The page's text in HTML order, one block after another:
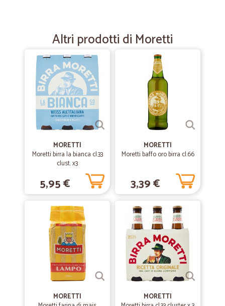
io mi trovo molto bene,roba buona , prezzi onesti, consegna veloce e
lamerce è sempre ben confezionata ,io lo consiglio.
—Trustpilot
Prima esperienza con Cicalia
Prima esperienza con Cicalia: ottima! Spedizione a Venezia, centro
storico, in un giorno. Anche la mia problematica, di due vasetti arrivati
non sottovuoto, è stata, prontamente, risolta. Consiglio vivamente!
—Fabrizio V.
Giudizio molto buono
Giudizio molto buono. Varietà di prodotti, anche "freddi"(furgone
ordine e consegna veloce. Costi un po' più alti, ma giustificati.
—Silvia F.
ottimo servizio
ottimo servizio, ordini dopo la mezzanotte e il giorno dopo hai la
spesa a casa, compreso i freschi, vino, acqua, ecc., davvero da
Altri prodotti di Moretti
MORETTI
Moretti birra la bianca cl.33
clust. x3
5,95 €
MORETTI
Moretti baffo oro birra cl.66
3,39 €
MORETTI
MORETTI